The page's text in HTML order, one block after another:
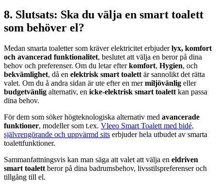
8. Slutsats: Ska du välja en smart toalett
som behöver el?
Medan smarta toaletter som kräver elektricitet erbjuderlyx, komfort
och avancerad funktionalitet, beslutet att välja en beror på dina
behov och preferenser. Om du letar efterkomfort, Hygien, och
bekvämlighet, då en elektrisk smart toalett är sannolikt det rätta
valet. Om du å andra sidan är ute efter en mermiljövänlig eller
budgetvänlig alternativ, en icke-elektrisk smart toalett kan passa
dina behov.
För dem som söker högteknologiska alternativ med avancerade
funktioner, modeller som t.ex. Vleeo Smart Toalett med bidé,
självrengörande och uppvärmd sits erbjuder hela utbudet av smarta
toalettfunktioner.
Sammanfattningsvis kan man säga att valet att välja en eldriven
smart toalett beror på dina badrumsbehov, livsstilspreferenser och
tillgång till el.